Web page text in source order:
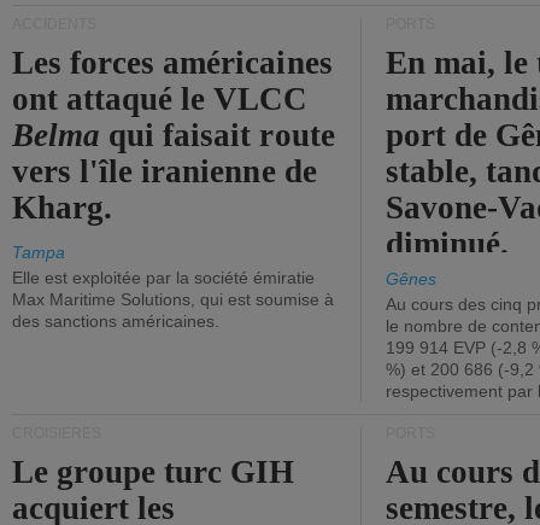
Les forces américaines
ont attaqué le VLCC
Belma qui faisait route
vers l'île iranienne de
Kharg.
Tampa
Elle est exploitée par la société émiratie
Max Maritime Solutions, qui est soumise à
des sanctions américaines.
En mai, le
port de
stable,
Savone-
diminué.
Gênes
Au cours des cinq
le nombre de
199 914 EVP (-2,8
%) et 200 686 (-9,2
respectivement par
Le groupe turc GIH
acquiert les
Au cours
semestre,